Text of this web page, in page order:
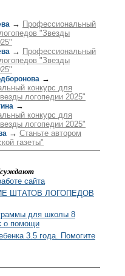
→ Профессиональный
"Звезды
→ Профессиональный
"Звезды
→
конкурс для
логопедии 2025"
→
конкурс для
логопедии 2025"
→ Станьте автором
газеты"
сайта
ШТАТОВ ЛОГОПЕДОВ
для школы 8
о помощи
3.5 года. Помогите